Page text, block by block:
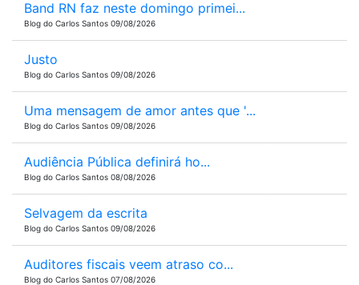
Band RN faz neste domingo primei...
Blog do Carlos Santos 09/08/2026
Justo
Blog do Carlos Santos 09/08/2026
Uma mensagem de amor antes que '...
Blog do Carlos Santos 09/08/2026
Audiência Pública definirá ho...
Blog do Carlos Santos 08/08/2026
Selvagem da escrita
Blog do Carlos Santos 09/08/2026
Auditores fiscais veem atraso co...
Blog do Carlos Santos 07/08/2026